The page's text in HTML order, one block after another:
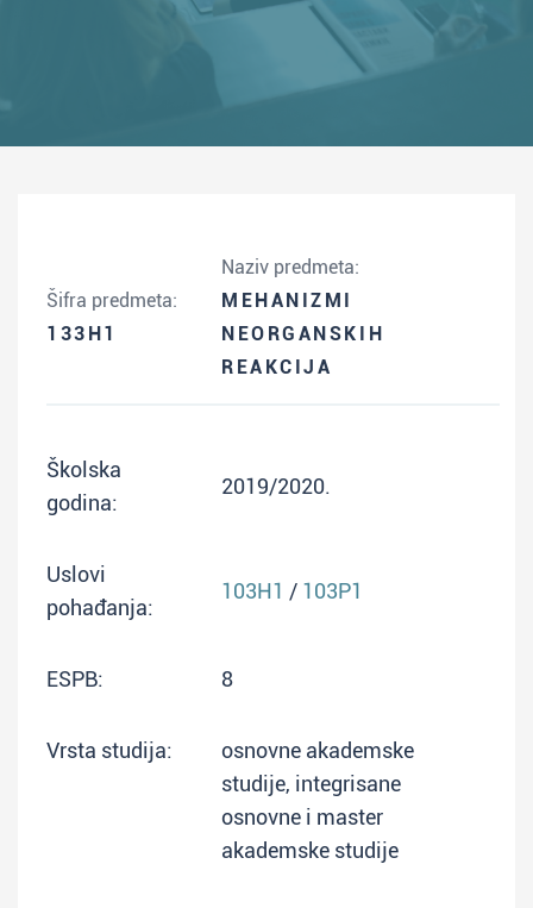
Šifra predmeta:
133H1
Naziv predmeta:
MEHANIZMI
NEORGANSKIH
REAKCIJA
Školska
godina:
2019/2020.
Uslovi
pohađanja:
103H1 / 103P1
ESPB: 8
Vrsta studija:
osnovne akademske
studije, integrisane
osnovne i master
akademske studije